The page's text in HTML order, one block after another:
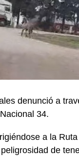
denunció a
34.
a la
de